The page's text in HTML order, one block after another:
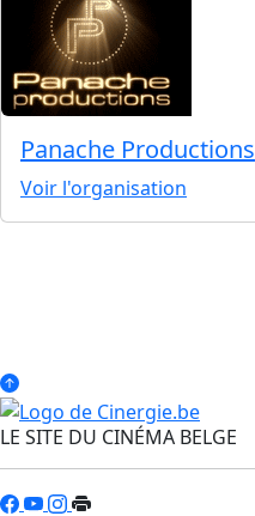
Panache Productions
Voir l'organisation
LE SITE DU CINÉMA BELGE